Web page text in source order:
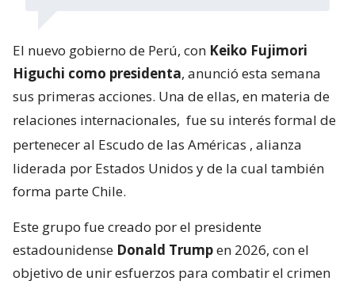
El nuevo gobierno de Perú, con Keiko Fujimori
Higuchi como presidenta, anunció esta semana
sus primeras acciones. Una de ellas, en materia de
relaciones internacionales, fue su interés formal de
pertenecer al Escudo de las Américas , alianza
liderada por Estados Unidos y de la cual también
forma parte Chile.
Este grupo fue creado por el presidente
estadounidense Donald Trumpen 2026, con el
objetivo de unir esfuerzos para combatir el crimen